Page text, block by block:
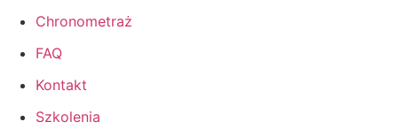
Chronometraż
FAQ
Kontakt
Szkolenia